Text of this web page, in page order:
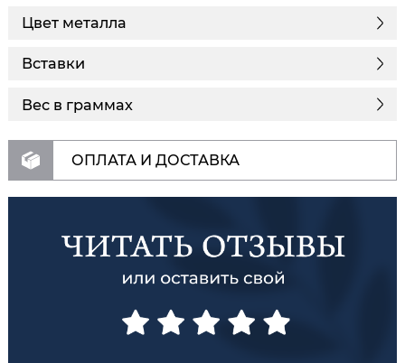
Цвет металла
Вставки
Вес в граммах
ОПЛАТА И ДОСТАВКА